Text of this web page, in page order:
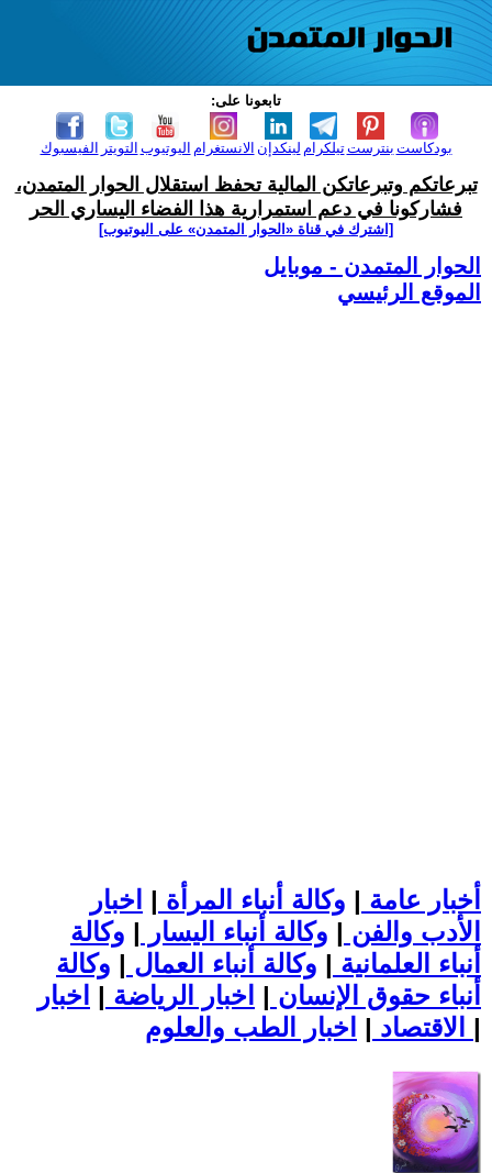
تابعونا على:
الفيسبوك التويتر اليوتيوب الانستغرام لينكدإن تيلكرامبنترست بودكاست
تبرعاتكم وتبرعاتكن المالية تحفظ استقلال الحوار المتمدن،
فشاركونا في دعم استمرارية هذا الفضاء اليساري الحر
[اشترك في قناة ‫«الحوار المتمدن» على اليوتيوب]
الحوار المتمدن - موبايل
الموقع الرئيسي
أخبار عامة | وكالة أنباء المرأة | اخبار
الأدب والفن | وكالة أنباء اليسار | وكالة
أنباء العلمانية | وكالة أنباء العمال | وكالة
أنباء حقوق الإنسان | اخبار الرياضة | اخبار
الاقتصاد | |